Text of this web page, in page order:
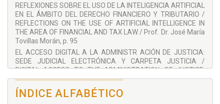
David Vallespín Romero
Elizabeth Accioly
Francisco Ortego Pérez
Gonçalo S. de Melo Bandeira
Jaime Aso Roca
Jordi Delgado Castro
REFLEXIONES SOBRE EL USO DE LA INTELIGENCIA ARTIFICIAL
EN EL ÁMBITO DEL DERECHO FINANCIERO Y TRIBUTARIO /
REFLECTIONS ON THE USE OF ARTIFICIAL INTELLIGENCE IN
THE AREA OF FINANCIAL AND TAX LAW / Prof. Dr. José María
Tovillas Morán, p. 95
EL ACCESO DIGITAL A LA ADMINISTR ACIÓN DE JUSTICIA:
SEDE JUDICIAL ELECTRÓNICA Y CARPETA JUSTICIA /
DIGITAL ACCESS TO THE ADMINISTRATION OF JUSTICE:
ELECTRONIC JUDICIAL OFICCE AND JUSTICE PORTFOLIO /
Profa. Drª. María Ángeles Pérez Marín, p. 113
NUEVOS ESTÁNDARES DE CREDIBILIDAD Y DIFICULTADES
ÍNDICE ALFABÉTICO